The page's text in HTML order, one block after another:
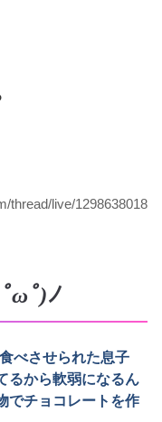
thread/live/1298638018
ωﾟ)ﾉ
べさせられた息子
るから軟弱になるん
でチョコレートを作